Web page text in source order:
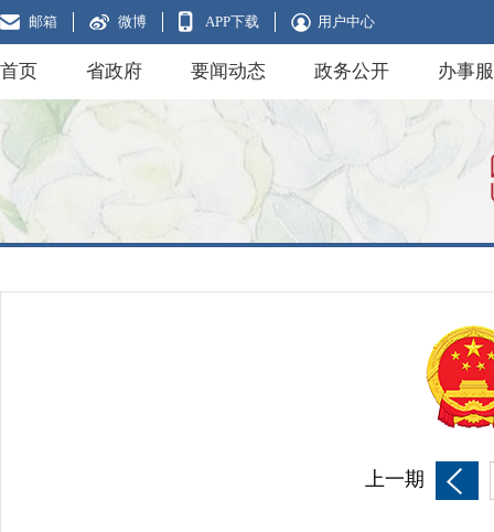
邮箱 微博 APP下载 用户中心
首页 省政府 要闻动态 政务公开 办事
上一期